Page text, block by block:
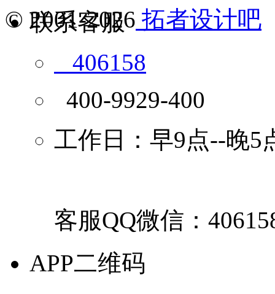
© 2001-2026 拓者设计吧
联系客服
406158
400-9929-400
工作日：早9点--晚5
客服QQ微信：
APP二维码